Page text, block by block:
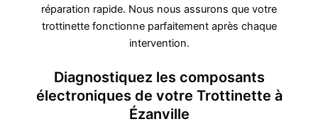
réparation rapide. Nous nous assurons que votre
trottinette fonctionne parfaitement après chaque
intervention.
Diagnostiquez les composants
électroniques de votre Trottinette à
Ézanville